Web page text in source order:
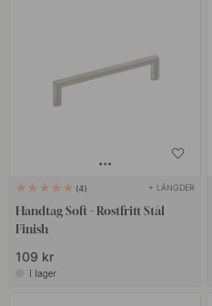
4 + LÄNGDER
Handtag Soft - Rostfritt Stål
Finish
109 kr
I lager